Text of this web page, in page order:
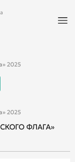
2025
2025
ФЛАГА»